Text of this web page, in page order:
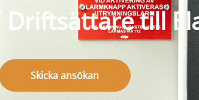
till
Skicka ansökan